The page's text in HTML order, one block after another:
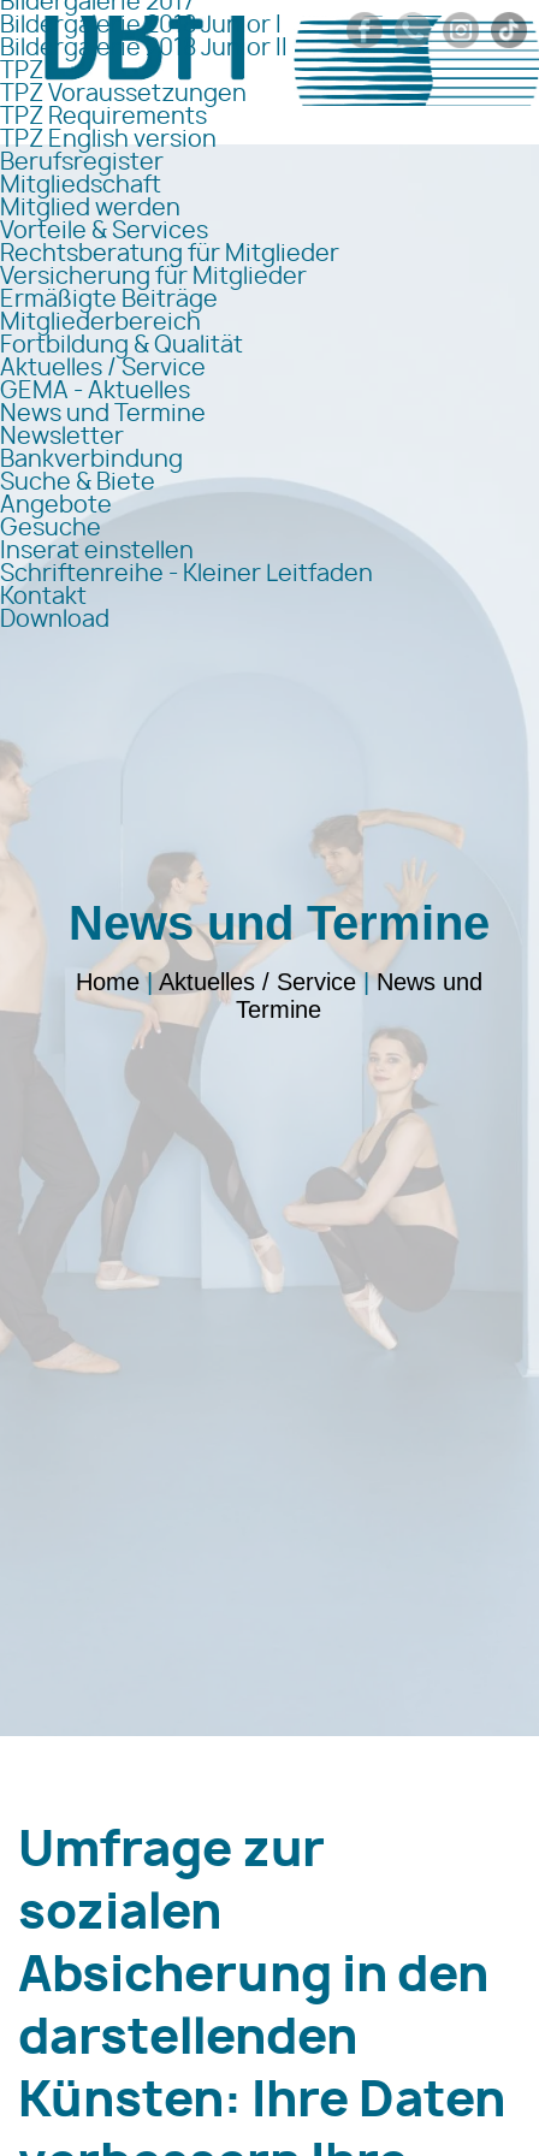
Bildergalerie 2018 Junior I
Bildergalerie 2018 Junior II
TPZ
TPZ Voraussetzungen
TPZ Requirements
TPZ English version
Berufsregister
Mitgliedschaft
Mitglied werden
Vorteile & Services
Rechtsberatung für Mitglieder
Versicherung für Mitglieder
Ermäßigte Beiträge
Mitgliederbereich
Fortbildung & Qualität
Aktuelles / Service
GEMA - Aktuelles
News und Termine
Newsletter
Bankverbindung
Suche & Biete
Angebote
Gesuche
Inserat einstellen
Schriftenreihe - Kleiner Leitfaden
Kontakt
Download
News und Termine
Home|Aktuelles / Service|News und
Termine
Umfrage zur
sozialen
Absicherung in den
darstellenden
Künsten: Ihre Daten